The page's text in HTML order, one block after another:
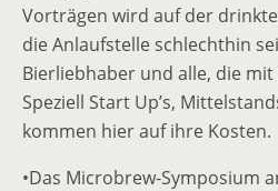
Vorträgen wird auf der
die Anlaufstelle schlechthin
Bierliebhaber und alle, die
Speziell Start Up’s,
kommen hier auf ihre Kosten.
•Das Microbrew-Symposium